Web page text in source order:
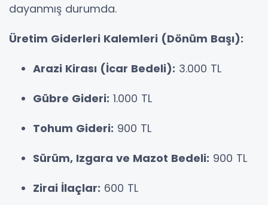
dayanmış durumda.
Üretim Giderleri Kalemleri (Dönüm Başı):
Arazi Kirası (İcar Bedeli): 3.000 TL
Gübre Gideri: 1.000 TL
Tohum Gideri: 900 TL
Sürüm, Izgara ve Mazot Bedeli: 900 TL
Zirai İlaçlar: 600 TL